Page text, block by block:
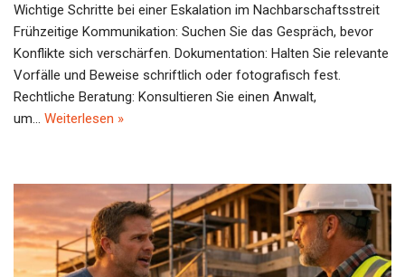
Wichtige Schritte bei einer Eskalation im Nachbarschaftsstreit
Frühzeitige Kommunikation: Suchen Sie das Gespräch, bevor
Konflikte sich verschärfen. Dokumentation: Halten Sie relevante
Vorfälle und Beweise schriftlich oder fotografisch fest.
Rechtliche Beratung: Konsultieren Sie einen Anwalt,
um… Weiterlesen »